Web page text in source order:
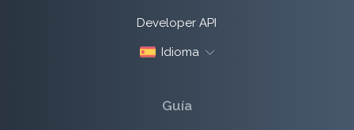
Developer API
Idioma
Guía